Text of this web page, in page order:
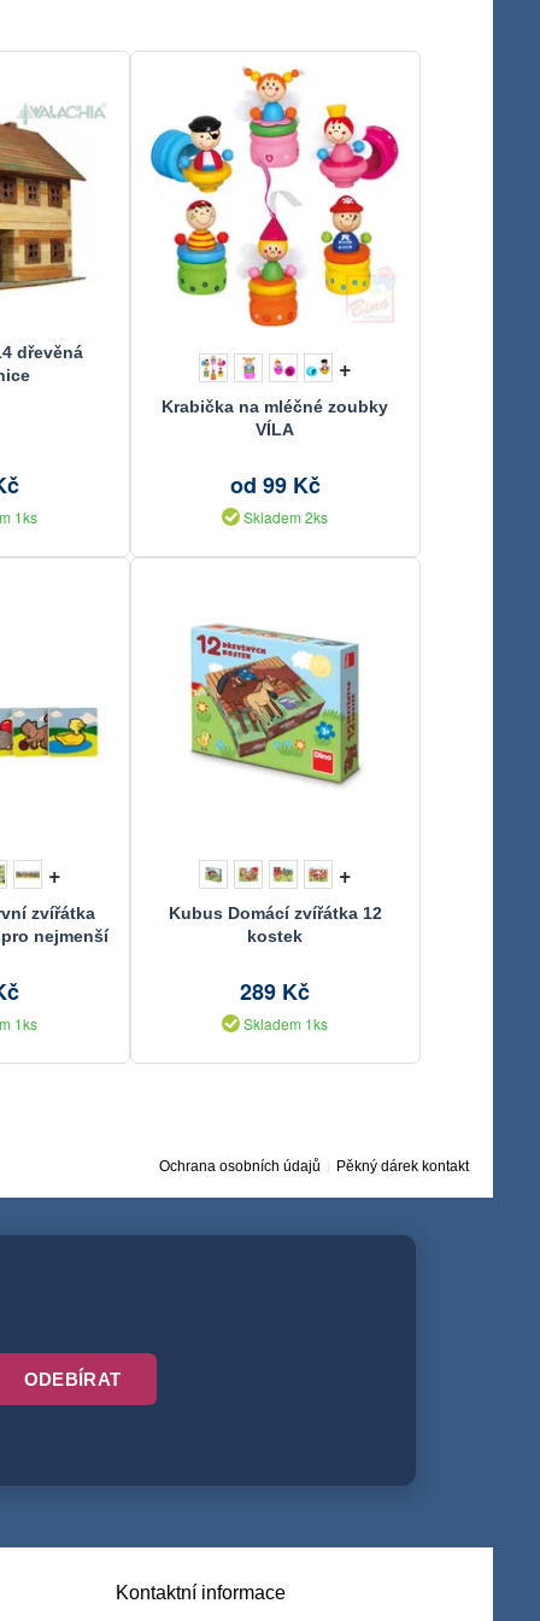
dřevěná
1ks
+
Krabička na mléčné zoubky
VÍLA
od 99 Kč
Skladem 2ks
+
zvířátka
nejmenší
1ks
+
Kubus Domácí zvířátka 12
kostek
289 Kč
Skladem 1ks
Ochrana osobních údajů Pěkný dárek kontakt
ODEBÍRAT
Kontaktní informace